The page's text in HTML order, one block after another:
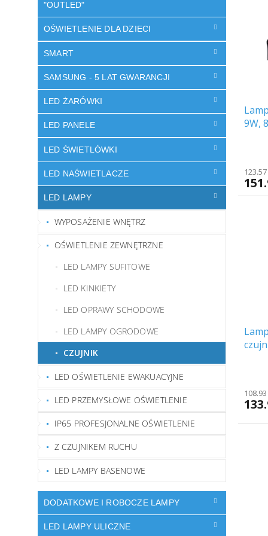
"OUTLED"
OŚWIETLENIE DLA DZIECI
SMART
SAMSUNG - 5 LAT GWARANCJI
LED ŻARÓWKI
LED PANELE
LED ŚWIETLÓWKI
LED NAŚWIETLACZE
LED LAMPY
WYPOSAŻENIE WNĘTRZ
OŚWIETLENIE ZEWNĘTRZNE
LED LAMPY SUFITOWE
LED KINKIETY
LED OPRAWY SCHODOWE
LED LAMPY OGRODOWE
CZUJNIK
LED OŚWIETLENIE EWAKUACYJNE
LED PRZEMYSŁOWE OŚWIETLENIE
IP65 PROFESJONALNE OŚWIETLENIE
Z CZUJNIKEM RUCHU
LED LAMPY BASENOWE
DODATKOWE I ROBOCZE LAMPY
LED LAMPY ULICZNE
ó
w
9W,